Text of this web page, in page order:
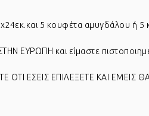
5 κουφέτα αμυγδάλου ή 5
και είμαστε
ΟΤΙ ΕΣΕΙΣ ΕΠΙΛΕΞΕΤΕ ΚΑΙ ΕΜΕΙΣ